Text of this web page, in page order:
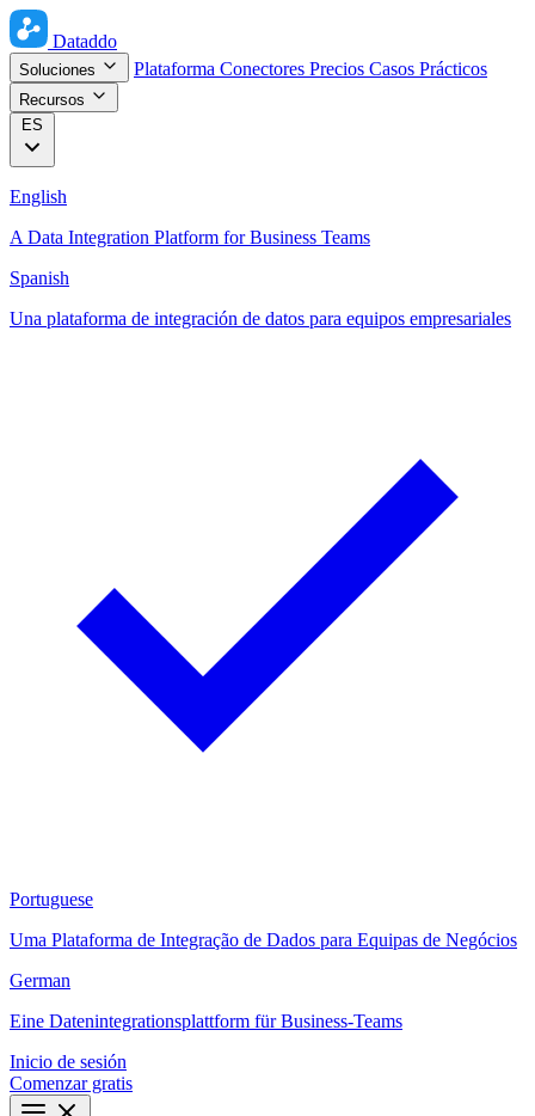
Dataddo
Soluciones Plataforma Conectores Precios Casos Prácticos
Recursos
ES
English
A Data Integration Platform for Business Teams
Spanish
Una plataforma de integración de datos para equipos empresariales
Portuguese
Uma Plataforma de Integração de Dados para Equipas de Negócios
German
Eine Datenintegrationsplattform für Business-Teams
Inicio de sesión
Comenzar gratis